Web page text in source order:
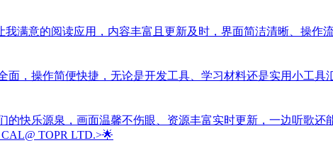
我满意的阅读应用，内容丰富且更新及时，界面简洁清晰、操作
面，操作简便快捷，无论是开发工具、学习材料还是实用小工具
的快乐源泉，画面温馨不伤眼、资源丰富实时更新，一边听歌
TOPR LTD.>🌟